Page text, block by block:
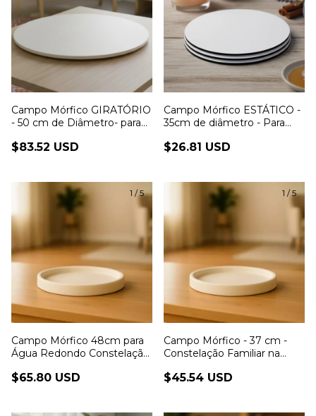
Campo Mórfico GIRATÓRIO
- 50 cm de Diâmetro- para
Mesa
$83.52 USD
Campo Mórfico ESTÁTICO -
35cm de diâmetro - Para
mesa
$26.81 USD
1 /5
Campo Mórfico 48cm para
Água Redondo Constelação
$65.80 USD
1 /5
Campo Mórfico - 37 cm -
Constelação Familiar na
$45.54 USD